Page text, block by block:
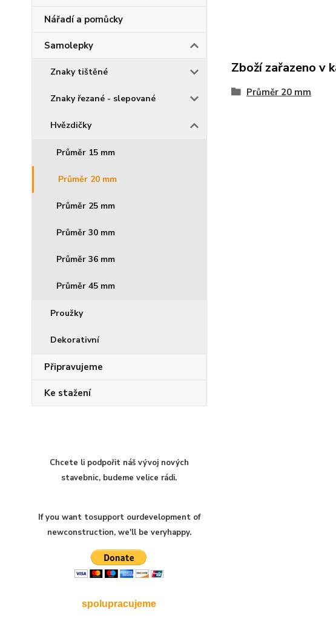
Nářadí a pomůcky
Samolepky
Znaky tištěné
Znaky řezané - slepované
Hvězdičky
Průměr 15 mm
Průměr 20 mm
Průměr 25 mm
Průměr 30 mm
Průměr 36 mm
Průměr 45 mm
Proužky
Dekorativní
Připravujeme
Ke stažení
Chcete li podpořit náš vývoj nových
stavebnic, budeme velice rádi.
If you want tosupport ourdevelopment of
newconstruction, we'll be veryhappy.
spolupracujeme
Zboží zařazeno v
Průměr 20 mm